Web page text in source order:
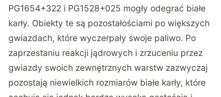
PG1654+322 i PG1528+025 mogły odegrać białe
karły. Obiekty te są pozostałościami po większych
gwiazdach, które wyczerpały swoje paliwo. Po
zaprzestaniu reakcji jądrowych i zrzuceniu przez
gwiazdy swoich zewnętrznych warstw zazwyczaj
pozostają niewielkich rozmiarów białe karły, które